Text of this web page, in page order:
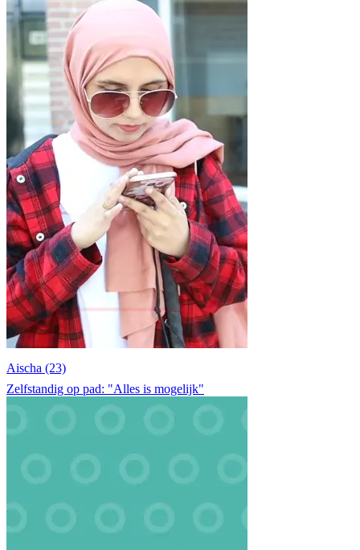
Aischa (23)
Zelfstandig op pad: "Alles is mogelijk"